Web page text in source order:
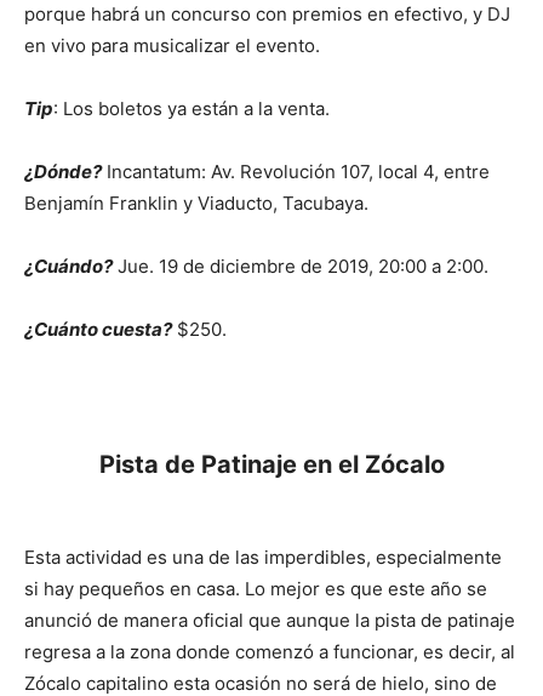
porque habrá un concurso con premios en efectivo, y DJ
en vivo para musicalizar el evento.
Tip: Los boletos ya están a la venta.
¿Dónde?Incantatum: Av. Revolución 107, local 4, entre
Benjamín Franklin y Viaducto, Tacubaya.
¿Cuándo?Jue. 19 de diciembre de 2019, 20:00 a 2:00.
¿Cuánto cuesta?$250.
Pista de Patinaje en el Zócalo
Esta actividad es una de las imperdibles, especialmente
si hay pequeños en casa. Lo mejor es que este año se
anunció de manera oficial que aunque la pista de patinaje
regresa a la zona donde comenzó a funcionar, es decir, al
Zócalo capitalino esta ocasión no será de hielo, sino de